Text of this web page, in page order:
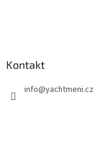
Kontakt
info@yachtmeni.cz